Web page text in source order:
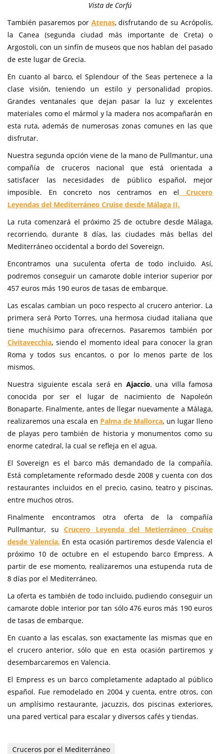
Vista de Corfú
También pasaremos por Atenas, disfrutando de su Acrópolis,
la Canea (segunda ciudad más importante de Creta) o
Argostoli, con un sinfín de museos que nos hablan del pasado
de este lugar de Grecia.
En cuanto al barco, el Splendour of the Seas pertenece a la
clase visión, teniendo un estilo y personalidad propios.
Grandes ventanales que dejan pasar la luz y excelentes
materiales como el mármol y la madera nos acompañarán en
esta ruta, además de numerosas zonas comunes en las que
disfrutar.
Nuestra segunda opción viene de la mano de Pullmantur, una
compañía de cruceros nacional que está orientada a
satisfacer las necesidades de público español, mejor
imposible. En concreto nos centramos en el Crucero
Leyendas del Mediterráneo Cruise desde Málaga II.
La ruta comenzará el próximo 25 de octubre desde Málaga,
recorriendo, durante 8 días, las ciudades más bellas del
Mediterráneo occidental a bordo del Sovereign.
Encontramos una suculenta oferta de todo incluido. Así,
podremos conseguir un camarote doble interior superior por
457 euros más 190 euros de tasas de embarque.
Las escalas cambian un poco respecto al crucero anterior. La
primera será Porto Torres, una hermosa ciudad italiana que
tiene muchísimo para ofrecernos. Pasaremos también por
Civitavecchia, siendo el momento ideal para conocer la gran
Roma y todos sus encantos, o por lo menos parte de los
mismos.
Nuestra siguiente escala será en Ajaccio, una villa famosa
conocida por ser el lugar de nacimiento de Napoleón
Bonaparte. Finalmente, antes de llegar nuevamente a Málaga,
realizaremos una escala en Palma de Mallorca, un lugar lleno
de playas pero también de historia y monumentos como su
enorme catedral, la cual se refleja en el agua.
El Sovereign es el barco más demandado de la compañía.
Está completamente reformado desde 2008 y cuenta con dos
restaurantes incluidos en el precio, casino, teatro y piscinas,
entre muchos otros.
Finalmente encontramos otra oferta de la compañía
Pullmantur, su Crucero Leyenda del Metierráneo Cruise
desde Valencia. En esta ocasión partiremos desde Valencia el
próximo 10 de octubre en el estupendo barco Empress. A
partir de ese momento, realizaremos una estupenda ruta de
8 días por el Mediterráneo.
La oferta es también de todo incluido, pudiendo conseguir un
camarote doble interior por tan sólo 476 euros más 190 euros
de tasas de embarque.
En cuanto a las escalas, son exactamente las mismas que en
el crucero anterior, sólo que en esta ocasión partiremos y
desembarcaremos en Valencia.
El Empress es un barco completamente adaptado al público
español. Fue remodelado en 2004 y cuenta, entre otros, con
un amplísimo restaurante, jacuzzis, dos piscinas exteriores,
una pared vertical para escalar y diversos cafés y tiendas.
Cruceros por el Mediterráneo